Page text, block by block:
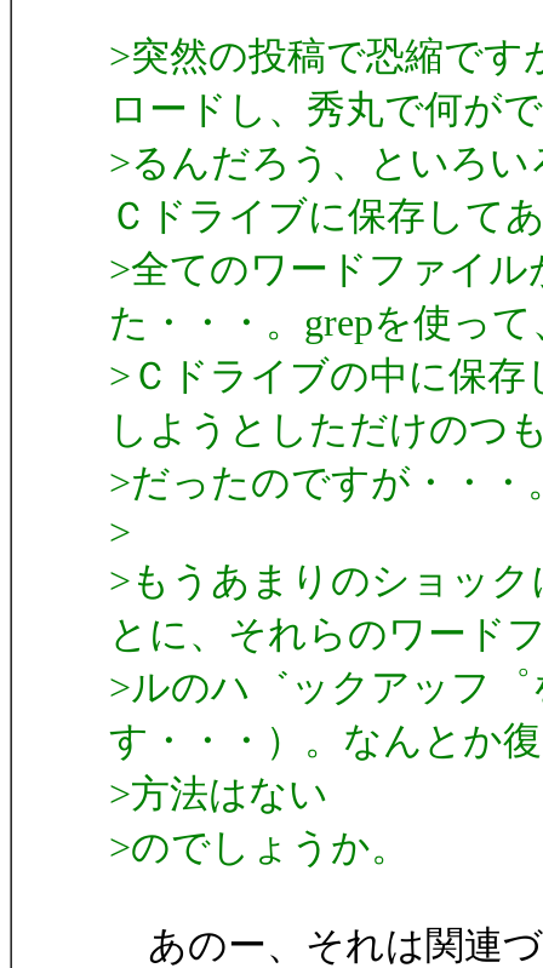
>突然の投稿で恐縮で
ロードし、秀丸で何が
>るんだろう、といろ
Ｃドライブに保存して
>全てのワードファイ
た・・・。grepを使って
>Ｃドライブの中に保
しようとしただけのつ
>だったのですが・・・
>
>もうあまりのショッ
とに、それらのワード
>ルのハ゛ックアッフ
す・・・）。なんとか
>方法はない
>のでしょうか。
あのー、それは関連